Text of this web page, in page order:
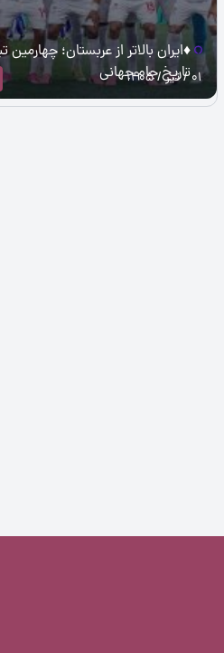
♦️ایران بالاتر از عربستان؛ چهارمین
تاریخ جام جهانی01 / تیر / 1405